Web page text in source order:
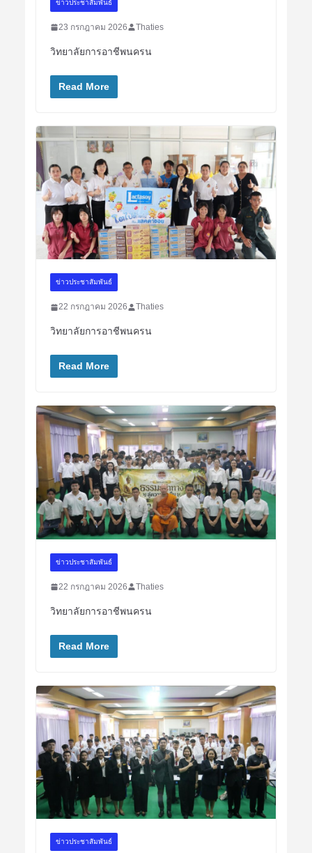
ข่าวประชาสัมพันธ์
23 กรกฎาคม 2026 Thaties
วิทยาลัยการอาชีพนครน
Read More
ข่าวประชาสัมพันธ์
22 กรกฎาคม 2026 Thaties
วิทยาลัยการอาชีพนครน
Read More
ข่าวประชาสัมพันธ์
22 กรกฎาคม 2026 Thaties
วิทยาลัยการอาชีพนครน
Read More
ข่าวประชาสัมพันธ์